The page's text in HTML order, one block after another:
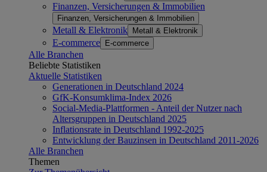
Finanzen, Versicherungen & Immobilien
Finanzen, Versicherungen & Immobilien
Metall & Elektronik Metall & Elektronik
E-commerce E-commerce
Alle Branchen
Beliebte Statistiken
Aktuelle Statistiken
Generationen in Deutschland 2024
GfK-Konsumklima-Index 2026
Social-Media-Plattformen - Anteil der Nutzer nach
Altersgruppen in Deutschland 2025
Inflationsrate in Deutschland 1992-2025
Entwicklung der Bauzinsen in Deutschland 2011-2026
Alle Branchen
Themen